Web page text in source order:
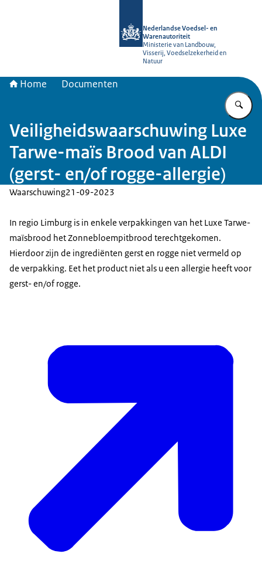
Nederlandse Voedsel- en
Warenautoriteit
Ministerie van Landbouw,
Visserij, Voedselzekerheid en
Natuur
Home Documenten
Veiligheidswaarschuwing Luxe
Tarwe-maïs Brood van ALDI
(gerst- en/of rogge-allergie)
Waarschuwing21-09-2023
In regio Limburg is in enkele verpakkingen van het Luxe Tarwe-
maïsbrood het Zonnebloempitbrood terechtgekomen.
Hierdoor zijn de ingrediënten gerst en rogge niet vermeld op
de verpakking. Eet het product niet als u een allergie heeft voor
gerst- en/of rogge.